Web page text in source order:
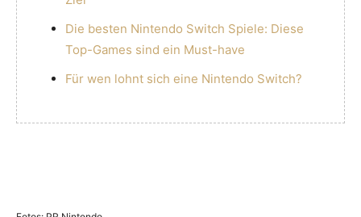
Die besten Nintendo Switch Spiele: Diese
Top-Games sind ein Must-have
Für wen lohnt sich eine Nintendo Switch?